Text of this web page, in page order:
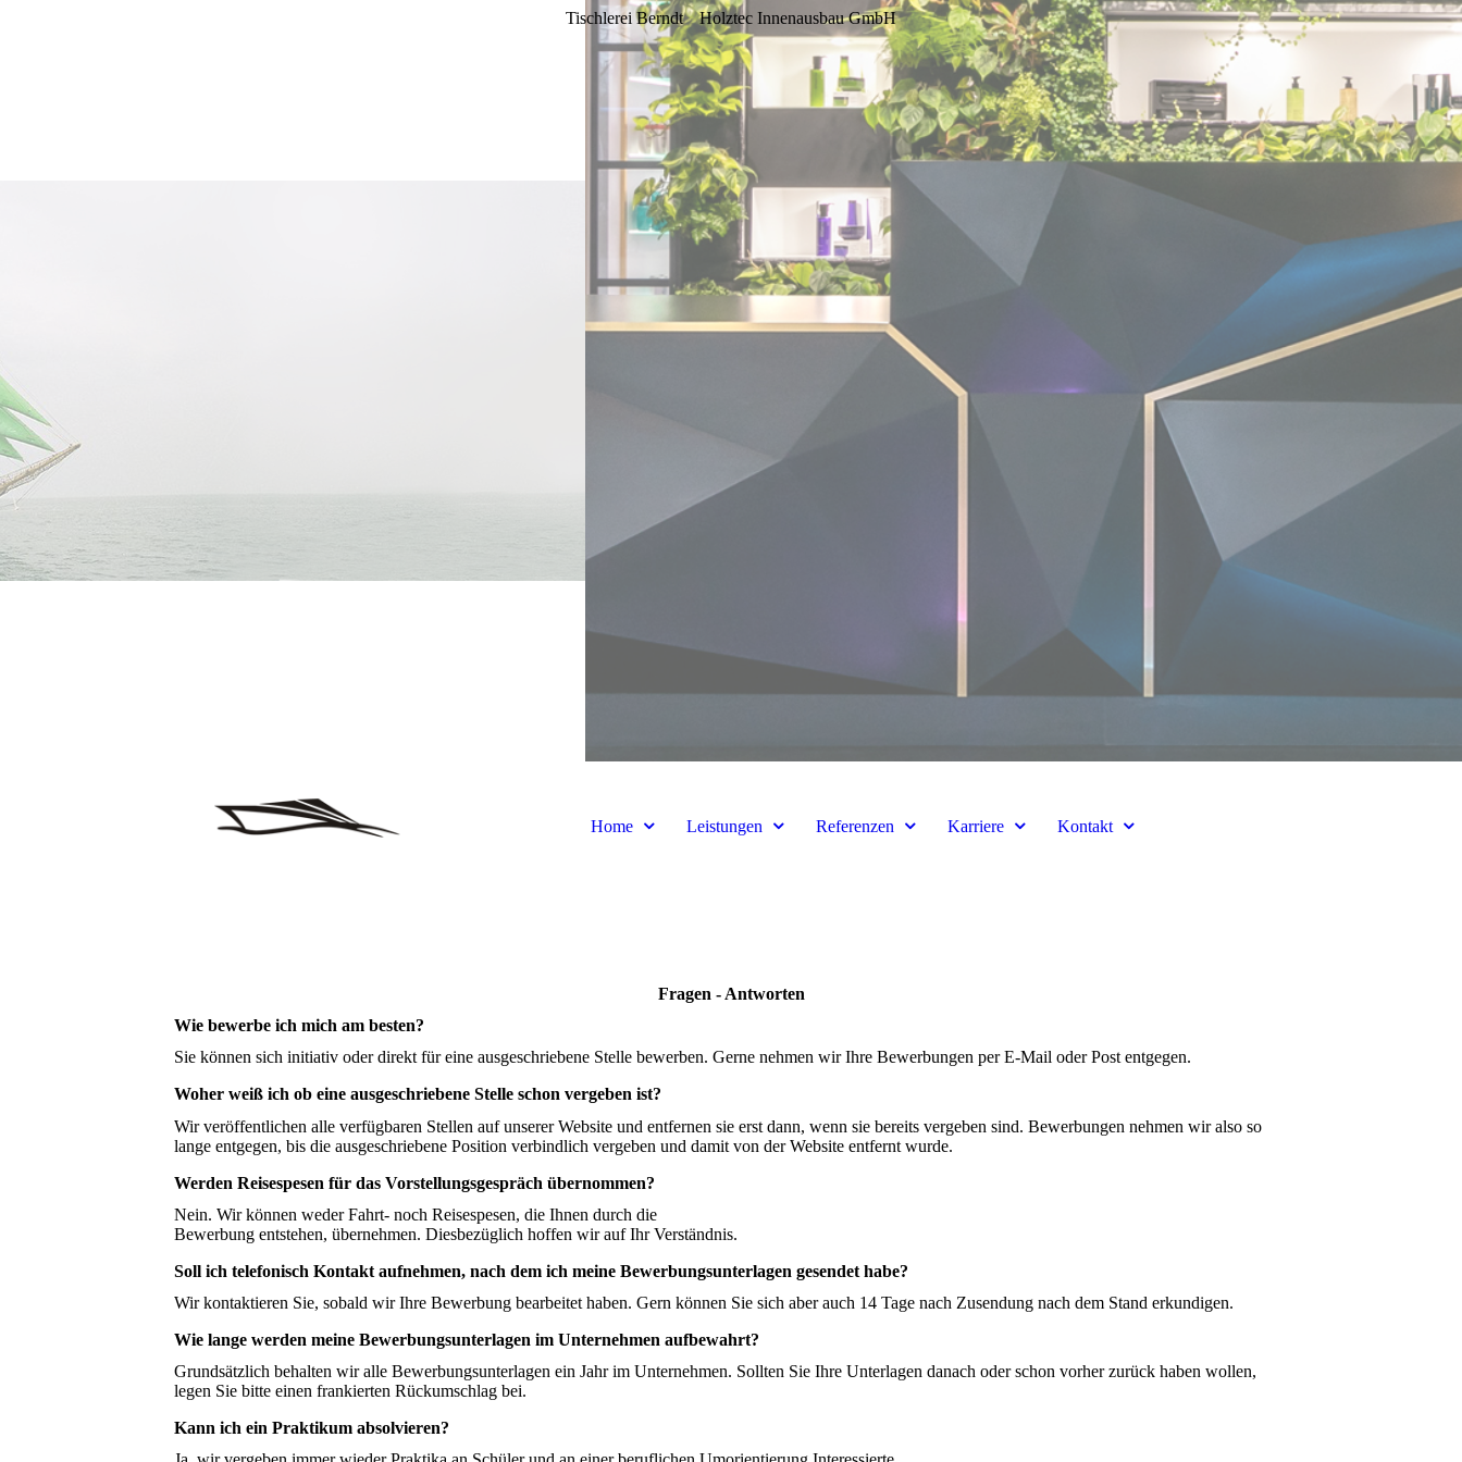
Tischlerei Berndt Holztec Innenausbau GmbH
Home Leistungen Referenzen Karriere Kontakt
Fragen - Antworten
Wie bewerbe ich mich am besten?
Sie können sich initiativ oder direkt für eine ausgeschriebene Stelle bewerben. Gerne nehmen wir Ihre Bewerbungen per E-Mail oder Post entgegen.
Woher weiß ich ob eine ausgeschriebene Stelle schon vergeben ist?
Wir veröffentlichen alle verfügbaren Stellen auf unserer Website und entfernen sie erst dann, wenn sie bereits vergeben sind. Bewerbungen nehmen wir also so
lange entgegen, bis die ausgeschriebene Position verbindlich vergeben und damit von der Website entfernt wurde.
Werden Reisespesen für das Vorstellungsgespräch übernommen?
Nein. Wir können weder Fahrt- noch Reisespesen, die Ihnen durch die
Bewerbung entstehen, übernehmen. Diesbezüglich hoffen wir auf Ihr Verständnis.
Soll ich telefonisch Kontakt aufnehmen, nach dem ich meine Bewerbungsunterlagen gesendet habe?
Wir kontaktieren Sie, sobald wir Ihre Bewerbung bearbeitet haben. Gern können Sie sich aber auch 14 Tage nach Zusendung nach dem Stand erkundigen.
Wie lange werden meine Bewerbungsunterlagen im Unternehmen aufbewahrt?
Grundsätzlich behalten wir alle Bewerbungsunterlagen ein Jahr im Unternehmen. Sollten Sie Ihre Unterlagen danach oder schon vorher zurück haben wollen,
legen Sie bitte einen frankierten Rückumschlag bei.
Kann ich ein Praktikum absolvieren?